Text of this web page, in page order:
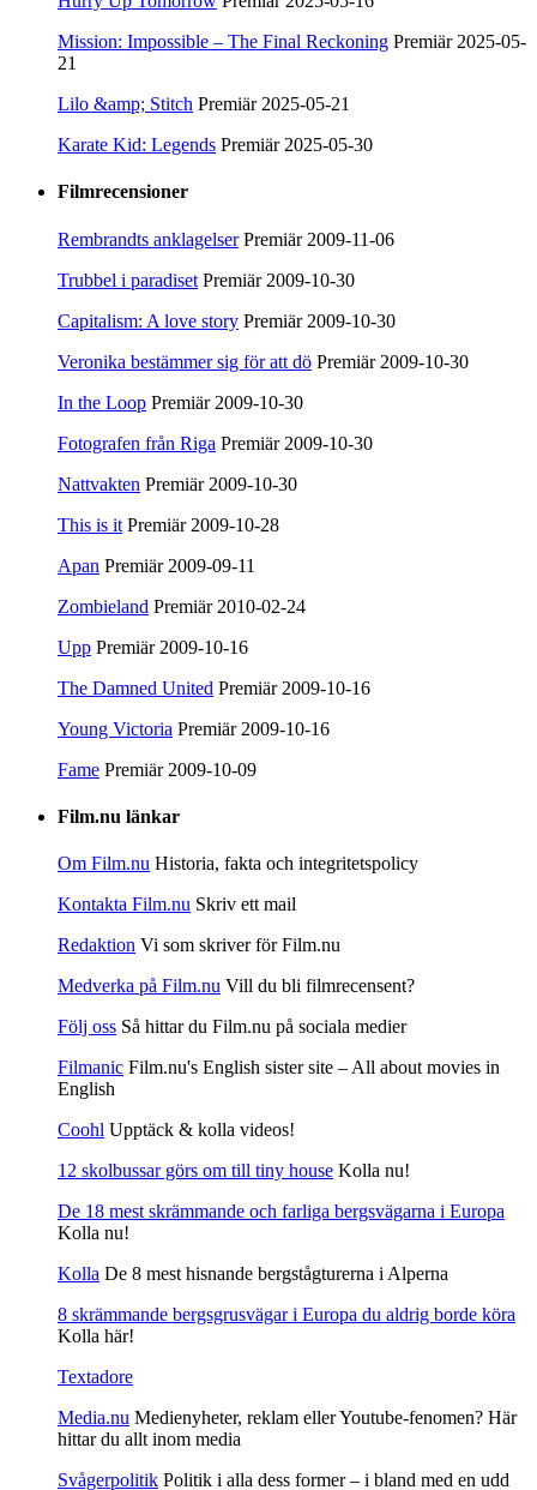
Mission: Impossible – The Final Reckoning Premiär 2025-05-
21
Lilo &amp; Stitch Premiär 2025-05-21
Karate Kid: Legends Premiär 2025-05-30
Filmrecensioner
Rembrandts anklagelser Premiär 2009-11-06
Trubbel i paradiset Premiär 2009-10-30
Capitalism: A love story Premiär 2009-10-30
Veronika bestämmer sig för att dö Premiär 2009-10-30
In the Loop Premiär 2009-10-30
Fotografen från Riga Premiär 2009-10-30
Nattvakten Premiär 2009-10-30
This is it Premiär 2009-10-28
Apan Premiär 2009-09-11
Zombieland Premiär 2010-02-24
Upp Premiär 2009-10-16
The Damned United Premiär 2009-10-16
Young Victoria Premiär 2009-10-16
Fame Premiär 2009-10-09
Film.nu länkar
Om Film.nu Historia, fakta och integritetspolicy
Kontakta Film.nu Skriv ett mail
Redaktion Vi som skriver för Film.nu
Medverka på Film.nu Vill du bli filmrecensent?
Följ oss Så hittar du Film.nu på sociala medier
Filmanic Film.nu's English sister site – All about movies in
English
Coohl Upptäck & kolla videos!
12 skolbussar görs om till tiny house Kolla nu!
De 18 mest skrämmande och farliga bergsvägarna i Europa
Kolla nu!
Kolla De 8 mest hisnande bergstågturerna i Alperna
8 skrämmande bergsgrusvägar i Europa du aldrig borde köra
Kolla här!
Textadore
Media.nu Medienyheter, reklam eller Youtube-fenomen? Här
hittar du allt inom media
Svågerpolitik Politik i alla dess former – i bland med en udd